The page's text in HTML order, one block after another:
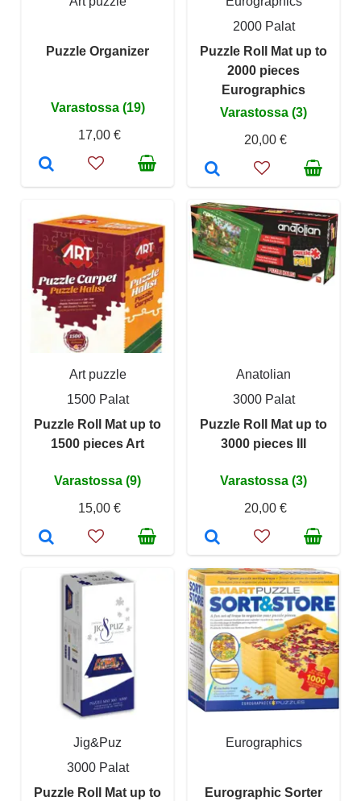
Puzzle Organizer
Varastossa (19)
17,00 €
2000 Palat
Puzzle Roll Mat up to
2000 pieces
Eurographics
Varastossa (3)
20,00 €
Art puzzle
1500 Palat
Puzzle Roll Mat up to
1500 pieces Art
Varastossa (9)
15,00 €
Anatolian
3000 Palat
Puzzle Roll Mat up to
3000 pieces III
Varastossa (3)
20,00 €
Jig&Puz
3000 Palat
Puzzle Roll Mat up to
Eurographics
Eurographic Sorter